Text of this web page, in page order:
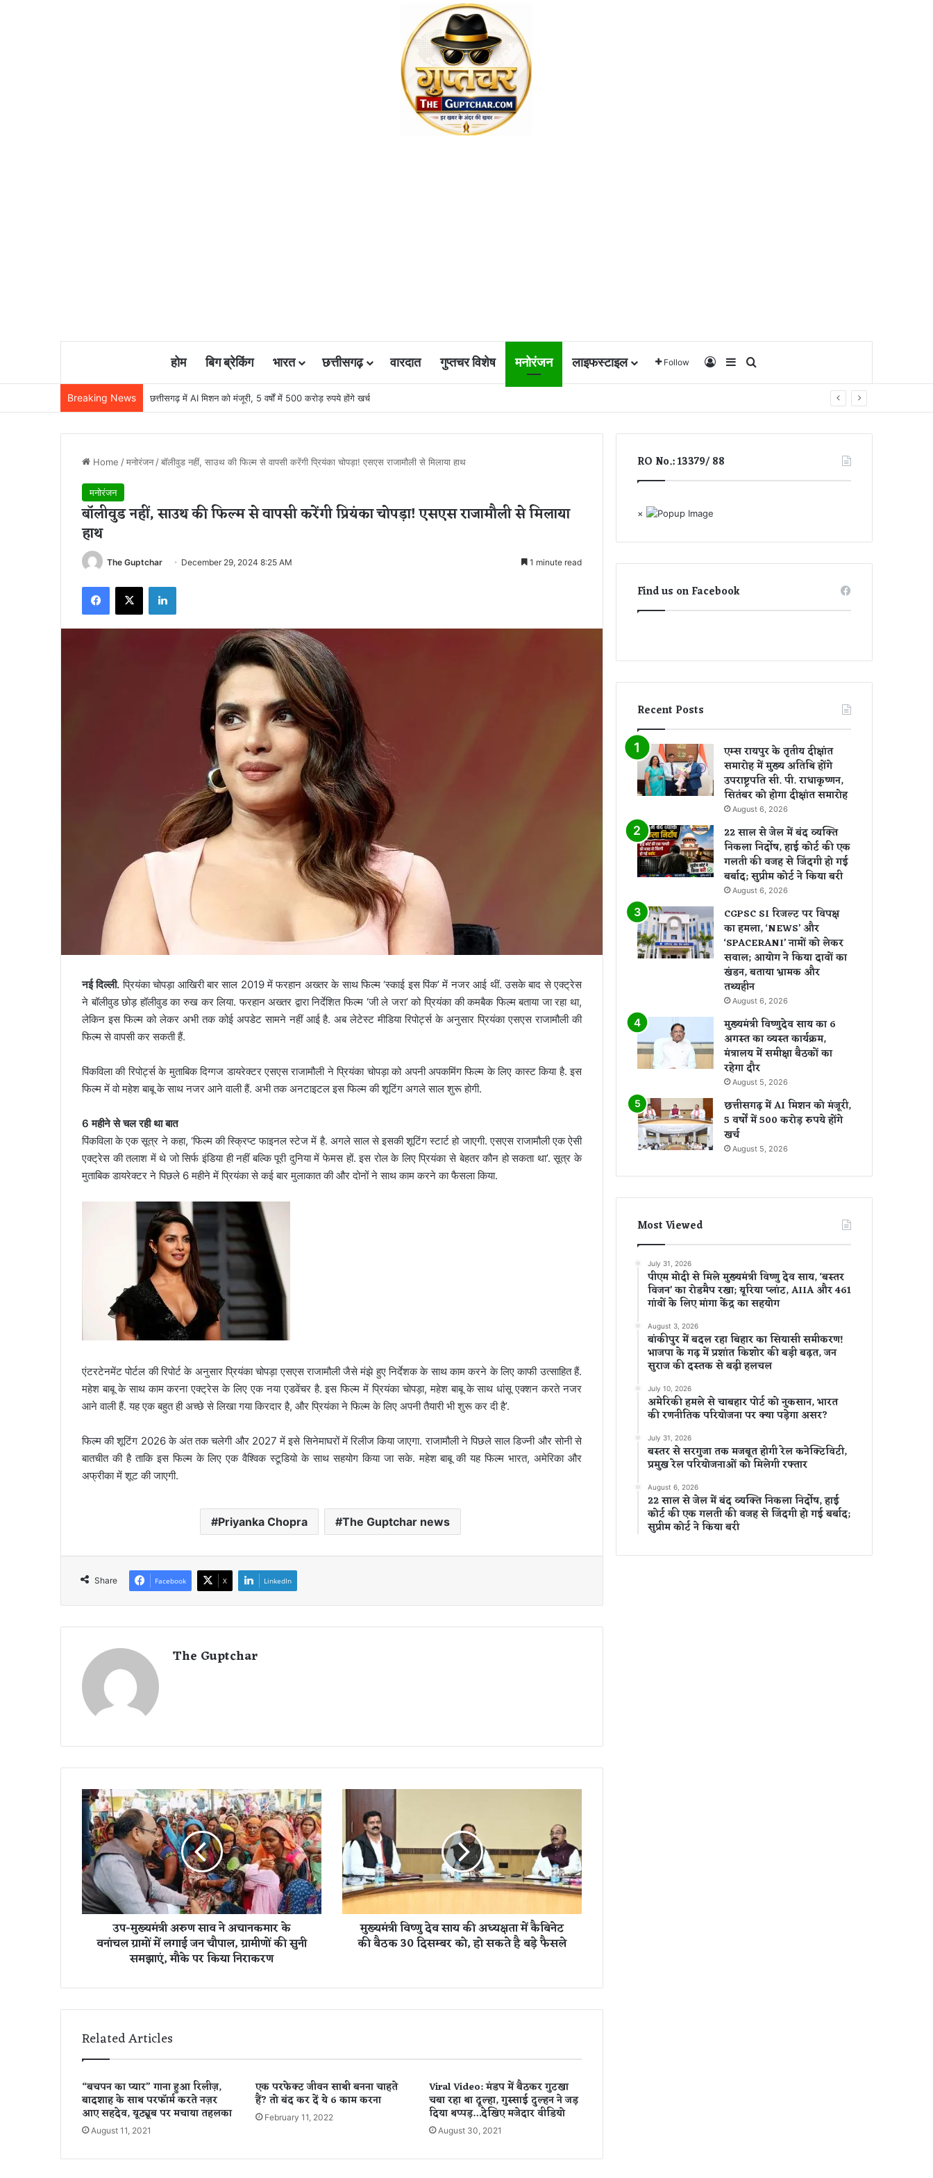
होम बिग ब्रेकिंग भारत छत्तीसगढ़ वारदात गुप्तचर विशेष मनोरंजन लाइफस्टाइल Follow Log InSidebar
Breaking News छत्तीसगढ़ में AI मिशन को मंजूरी, 5 वर्षों में 500 करोड़ रुपये होंगे खर्च
Home /मनोरंजन /बॉलीवुड नहीं, साउथ की फिल्म से वापसी करेंगी प्रियंका चोपड़ा! एसएस राजामौली से मिलाया हाथ
मनोरंजन
बॉलीवुड नहीं, साउथ की फिल्म से वापसी करेंगी प्रियंका चोपड़ा! एसएस राजामौली से मिलाया
हाथ
The Guptchar December 29, 2024 8:25 AM 1 minute read
नई दिल्ली. प्रियंका चोपड़ा आखिरी बार साल 2019 में फरहान अख्तर के साथ फिल्म ‘स्काई इस पिंक’ में नजर आई थीं. उसके बाद से एक्ट्रेस
ने बॉलीवुड छोड़ हॉलीवुड का रुख कर लिया. फरहान अख्तर द्वारा निर्देशित फिल्म ‘जी ले जरा’ को प्रियंका की कमबैक फिल्म बताया जा रहा था,
लेकिन इस फिल्म को लेकर अभी तक कोई अपडेट सामने नहीं आई है. अब लेटेस्ट मीडिया रिपोर्ट्स के अनुसार प्रियंका एसएस राजामौली की
फिल्म से वापसी कर सकती हैं.
पिंकविला की रिपोर्ट्स के मुताबिक दिग्गज डायरेक्टर एसएस राजामौली ने प्रियंका चोपड़ा को अपनी अपकमिंग फिल्म के लिए कास्ट किया है. इस
फिल्म में वो महेश बाबू के साथ नजर आने वाली हैं. अभी तक अनटाइटल इस फिल्म की शूटिंग अगले साल शुरू होगी.
6 महीने से चल रही था बात
पिंकविला के एक सूत्र ने कहा, ‘फिल्म की स्क्रिप्ट फाइनल स्टेज में है. अगले साल से इसकी शूटिंग स्टार्ट हो जाएगी. एसएस राजामौली एक ऐसी
एक्ट्रेस की तलाश में थे जो सिर्फ इंडिया ही नहीं बल्कि पूरी दुनिया में फेमस हों. इस रोल के लिए प्रियंका से बेहतर कौन हो सकता था’. सूत्र के
मुताबिक डायरेक्टर ने पिछले 6 महीने में प्रियंका से कई बार मुलाकात की और दोनों ने साथ काम करने का फैसला किया.
एंटरटेनमेंट पोर्टल की रिपोर्ट के अनुसार प्रियंका चोपड़ा एसएस राजामौली जैसे मंझे हुए निर्देशक के साथ काम करने के लिए काफी उत्साहित हैं.
महेश बाबू के साथ काम करना एक्ट्रेस के लिए एक नया एडवेंचर है. इस फिल्म में प्रियंका चोपड़ा, महेश बाबू के साथ धांसू एक्शन करते नजर
आने वाली हैं. यह एक बहुत ही अच्छे से लिखा गया किरदार है, और प्रियंका ने फिल्म के लिए अपनी तैयारी भी शुरू कर दी है’.
फिल्म की शूटिंग 2026 के अंत तक चलेगी और 2027 में इसे सिनेमाघरों में रिलीज किया जाएगा. राजामौली ने पिछले साल डिज्नी और सोनी से
बातचीत की है ताकि इस फिल्म के लिए एक वैश्विक स्टूडियो के साथ सहयोग किया जा सके. महेश बाबू की यह फिल्म भारत, अमेरिका और
अफ्रीका में शूट की जाएगी.
Priyanka Chopra The Guptchar news
Share Facebook X LinkedIn
The Guptchar
उ
मु
ख्य
मं
त्री
अ
रु
अ
मा
र
व
नां
च
ल
मों
उप-मुख्यमंत्री अरुण साव ने अचानकमार के
वनांचल ग्रामों में लगाई जन चौपाल, ग्रामीणों की सुनी
समझाएं, मौके पर किया निराकरण
त्री
वि
ष्णु
दे
व
सा
क्ष
ने
की
बै
0
मुख्यमंत्री विष्णु देव साय की अध्यक्षता में कैबिनेट
की बैठक 30 दिसम्बर को, हो सकते है बड़े फैसले
Related Articles
“बचपन का प्यार” गाना हुआ रिलीज़,
बादशाह के साथ परफॉर्म करते नज़र
आए सहदेव, यूट्यूब पर मचाया तहलका
August 11, 2021
एक परफेक्ट जीवन साथी बनना चाहते
हैं? तो बंद कर दें ये 6 काम करना
February 11, 2022
Viral Video: मंडप में बैठकर गुटखा
चबा रहा था दूल्हा, गुस्साई दुल्हन ने जड़
दिया थप्पड़…देखिए मजेदार वीडियो
August 30, 2021
RO No.: 13379/ 88
×
Find us on Facebook
Recent Posts
एम्स रायपुर के तृतीय दीक्षांत
समारोह में मुख्य अतिथि होंगे
उपराष्ट्रपति सी. पी. राधाकृष्णन,
सितंबर को होगा दीक्षांत समारोह
August 6, 2026
22 साल से जेल में बंद व्यक्ति
निकला निर्दोष, हाई कोर्ट की एक
गलती की वजह से जिंदगी हो गई
बर्बाद; सुप्रीम कोर्ट ने किया बरी
August 6, 2026
CGPSC SI रिजल्ट पर विपक्ष
का हमला, ‘NEWS’ और
‘SPACERANI’ नामों को लेकर
सवाल; आयोग ने किया दावों का
खंडन, बताया भ्रामक और
तथ्यहीन
August 6, 2026
मुख्यमंत्री विष्णुदेव साय का 6
अगस्त का व्यस्त कार्यक्रम,
मंत्रालय में समीक्षा बैठकों का
रहेगा दौर
August 5, 2026
छत्तीसगढ़ में AI मिशन को मंजूरी,
5 वर्षों में 500 करोड़ रुपये होंगे
खर्च
August 5, 2026
Most Viewed
July 31, 2026
पीएम मोदी से मिले मुख्यमंत्री विष्णु देव साय, ‘बस्तर
विजन’ का रोडमैप रखा; यूरिया प्लांट, AIIA और 461
गांवों के लिए मांगा केंद्र का सहयोग
August 3, 2026
बांकीपुर में बदल रहा बिहार का सियासी समीकरण!
भाजपा के गढ़ में प्रशांत किशोर की बड़ी बढ़त, जन
सुराज की दस्तक से बढ़ी हलचल
July 10, 2026
अमेरिकी हमले से चाबहार पोर्ट को नुकसान, भारत
की रणनीतिक परियोजना पर क्या पड़ेगा असर?
July 31, 2026
बस्तर से सरगुजा तक मजबूत होगी रेल कनेक्टिविटी,
प्रमुख रेल परियोजनाओं को मिलेगी रफ्तार
August 6, 2026
22 साल से जेल में बंद व्यक्ति निकला निर्दोष, हाई
कोर्ट की एक गलती की वजह से जिंदगी हो गई बर्बाद;
सुप्रीम कोर्ट ने किया बरी